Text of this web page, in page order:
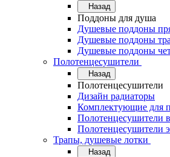
Назад
Поддоны для душа
Душевые поддоны
Душевые поддоны
Душевые поддоны
Полотенцесушители
Назад
Полотенцесушители
Дизайн радиаторы
Комплектующие для
Полотенцесушители
Полотенцесушители
Трапы, душевые лотки
Назад